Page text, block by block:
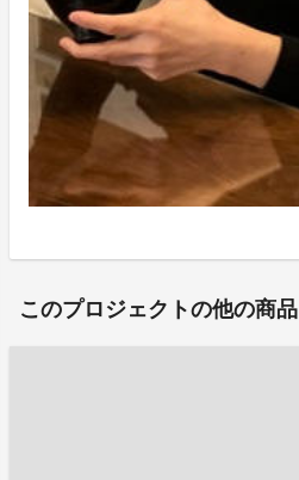
このプロジェクトの他の商品